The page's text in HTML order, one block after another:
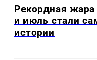
Рекордная
и июль стали
истории